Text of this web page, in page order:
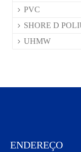
PVC
SHORE D
UHMW
ENDEREÇO